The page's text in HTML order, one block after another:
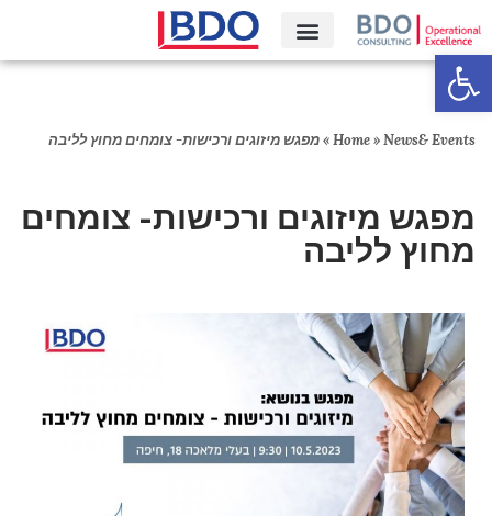
פתח סרגל נגישות
Home»News& Events
»מפגש מיזוגים ורכישות- צומחים מחוץ לליבה
מפגש מיזוגים ורכישות- צומחים
מחוץ לליבה